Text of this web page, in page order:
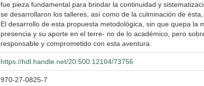
fue pieza fundamental para brindar la continuidad y
se desarrollaron los talleres, así como de la culminación de
El desarrollo de esta propuesta metodológica, sin que quepa la
presencia y su aporte en el terre- no de lo académico, pero
responsable y comprometido con esta aventura.
https://hdl.handle.net/20.500.12104/73756
970-27-0825-7